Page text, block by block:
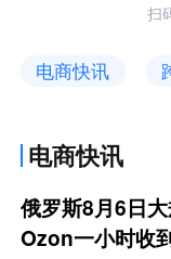
扫
电商快讯
电商快讯
俄罗斯8月6日
Ozon一小时收